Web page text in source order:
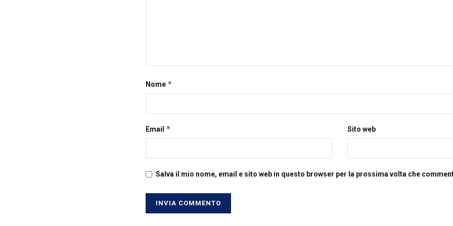
Nome *
Email * Sito web
Salva il mio nome, email e sito web in questo browser per la prossima volta che